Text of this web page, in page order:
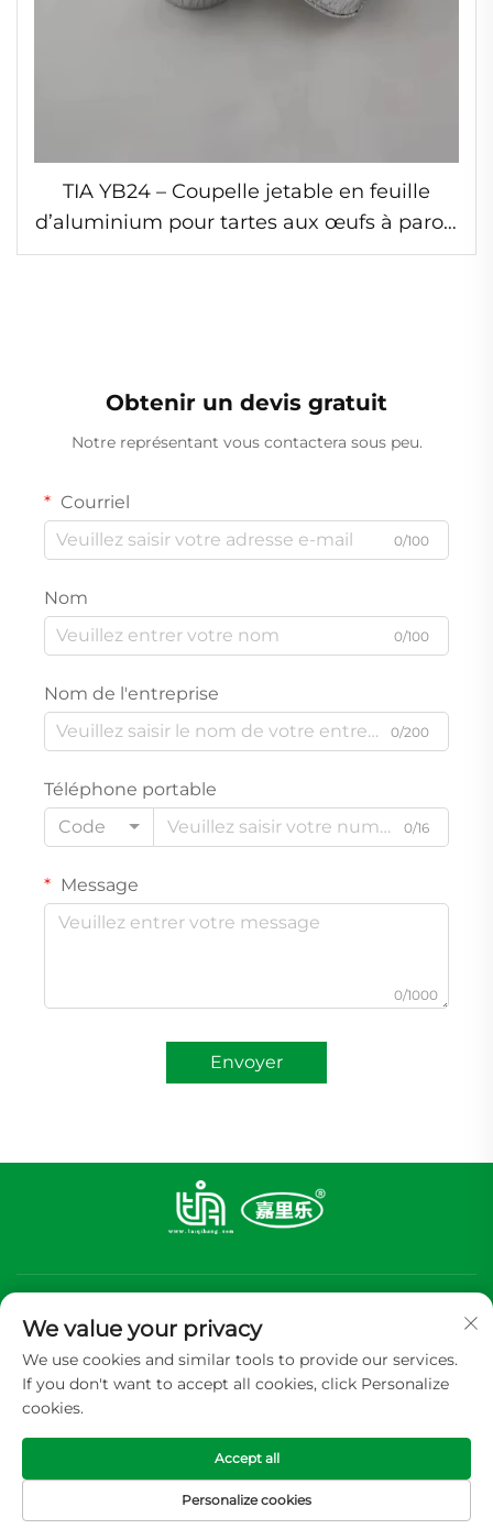
TIA YB24 – Coupelle jetable en feuille
d’aluminium pour tartes aux œufs à parois
festonnées, moule circulaire froissé pour
Obtenir un devis gratuit
Notre représentant vous contactera sous peu.
Courriel
0/100
Nom
0/100
Nom de l'entreprise
0/200
Téléphone portable
Code
0/16
Message
0/1000
Envoyer
S'abonner
Copyright © 2026 GUANGDONG TIA ALUMINUM FOIL PACKING
CP.,LTD Tous droits réservés - Politique de confidentialité
We value your privacy
We use cookies and similar tools to provide our services.
If you don't want to accept all cookies, click Personalize
cookies.
Personalize cookies
Accept all